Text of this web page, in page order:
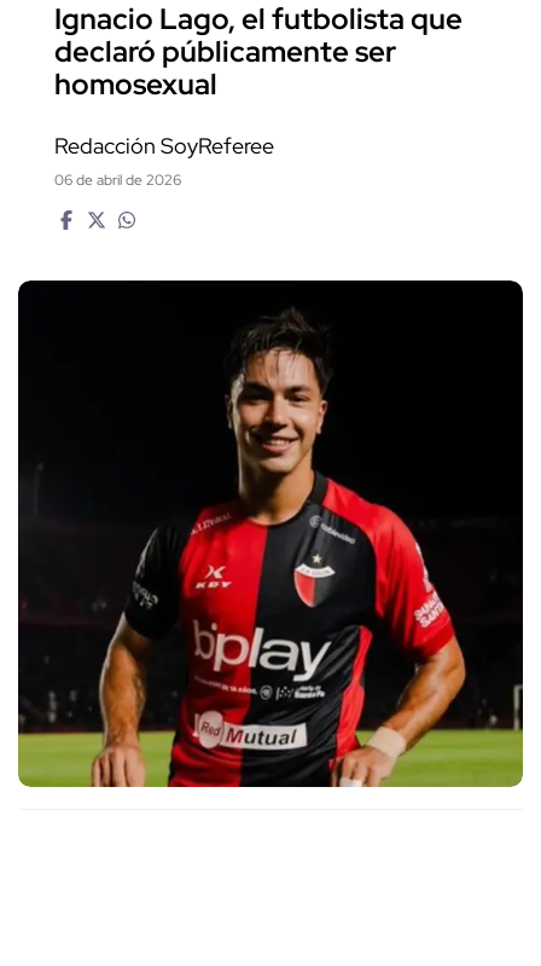
Ignacio Lago, el futbolista que
declaró públicamente ser
homosexual
Redacción SoyReferee
06 de abril de 2026